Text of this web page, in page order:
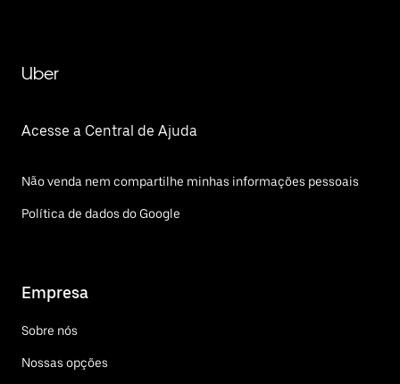
Uber
Acesse a Central de Ajuda
Não venda nem compartilhe minhas informações pessoais
Política de dados do Google
Empresa
Sobre nós
Nossas opções